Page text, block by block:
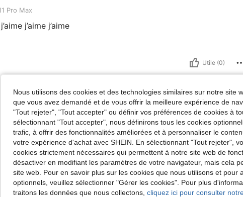
Pro Max
j’aime j’aime
Utile (0)
Voir Plus D'avis
Nous utilisons des cookies et des technologies similaires sur notre site
que vous avez demandé et de vous offrir la meilleure expérience de
"Tout rejeter", "Tout accepter" ou définir vos préférences de cookies à
sélectionnant "Tout accepter", nous définirons tous les cookies
trafic, à offrir des fonctionnalités améliorées et à personnaliser le
votre expérience d'achat avec SHEIN. En sélectionnant "Tout rejeter",
cookies strictement nécessaires qui permettent à notre site web de
désactiver en modifiant les paramètres de votre navigateur, mais cela
site web. Pour en savoir plus sur les cookies que nous utilisons et pour
optionnels, veuillez sélectionner "Gérer les cookies". Pour plus
traitons les données que nous collectons, cliquez ici pour consulter